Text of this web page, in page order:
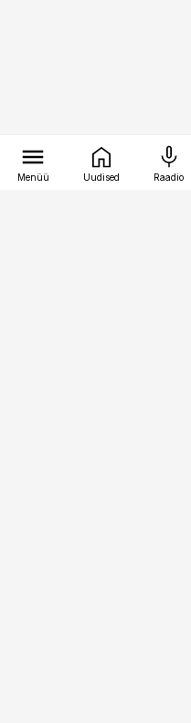
Menüü Uudised Raadio